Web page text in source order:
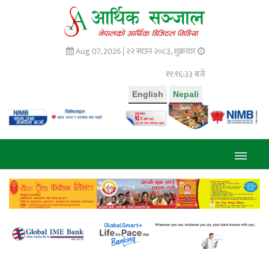
Aug 07, 2026 | २२ साउन २०८३, शुक्रवार
११:१६:३४ बजे
Nepali
English